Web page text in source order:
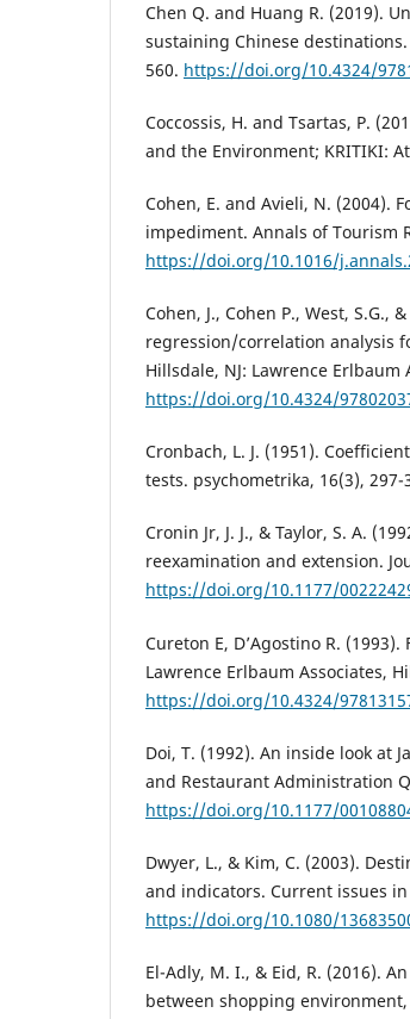
Chen Q. and Huang R. (2019).
sustaining Chinese
560. https://doi.org/10.4324/
Coccossis, H. and Tsartas, P.
and the Environment; KRITIKI:
Cohen, E. and Avieli, N. (2004).
impediment. Annals of Tourism
https://doi.org/10.1016/
Cohen, J., Cohen P., West, S.G.,
regression/correlation analysis
Hillsdale, NJ: Lawrence Erlbaum
https://doi.org/10.4324/
Cronbach, L. J. (1951).
tests. psychometrika, 16(3), 297-
Cronin Jr, J. J., & Taylor, S. A.
reexamination and extension.
https://doi.org/10.1177/
Cureton E, D’Agostino R.
Lawrence Erlbaum Associates,
https://doi.org/10.4324/
Doi, T. (1992). An inside look at
and Restaurant Administration
https://doi.org/10.1177/
Dwyer, L., & Kim, C. (2003).
and indicators. Current issues
https://doi.org/10.1080/
El-Adly, M. I., & Eid, R. (2016).
between shopping